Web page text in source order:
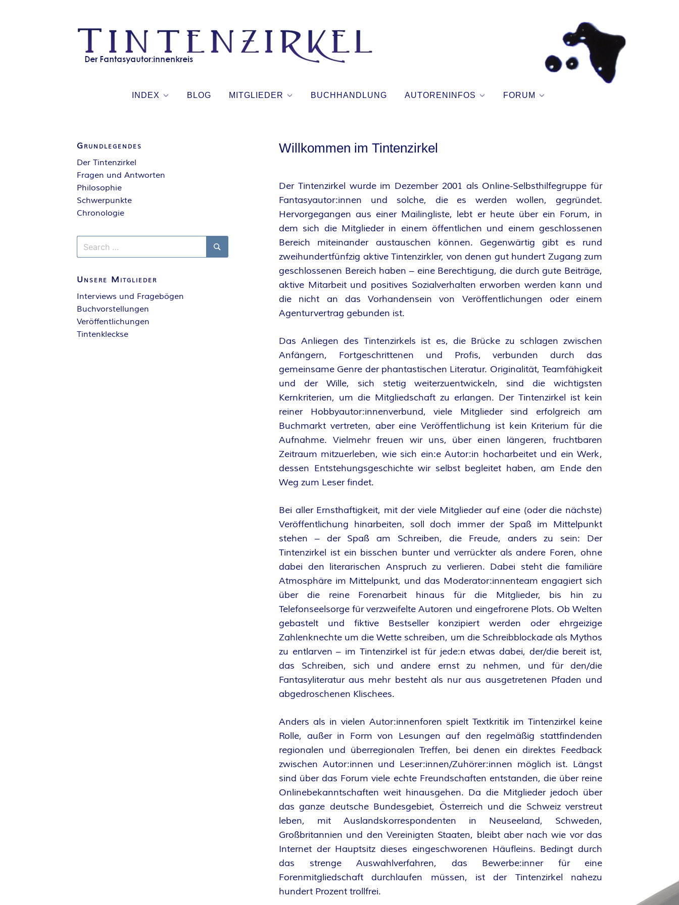
N
E
N
Z
I
R
K
E
L
–
D
E
R
F
A
T
A
S
Y
A
U
T
O
R
:
I
N
N
E
N
K
INDEX BLOG MITGLIEDER BUCHHANDLUNG AUTORENINFOS FORUM
Willkommen im Tintenzirkel
Der Tintenzirkel wurde im Dezember 2001 als Online-Selbsthilfegruppe für
Fantasyautor:innen und solche, die es werden wollen, gegründet.
Hervorgegangen aus einer Mailingliste, lebt er heute über ein Forum, in
dem sich die Mitglieder in einem öffentlichen und einem geschlossenen
Bereich miteinander austauschen können. Gegenwärtig gibt es rund
zweihundertfünfzig aktive Tintenzirkler, von denen gut hundert Zugang zum
geschlossenen Bereich haben – eine Berechtigung, die durch gute Beiträge,
aktive Mitarbeit und positives Sozialverhalten erworben werden kann und
die nicht an das Vorhandensein von Veröffentlichungen oder einem
Agenturvertrag gebunden ist.
Das Anliegen des Tintenzirkels ist es, die Brücke zu schlagen zwischen
Anfängern, Fortgeschrittenen und Profis, verbunden durch das
gemeinsame Genre der phantastischen Literatur. Originalität, Teamfähigkeit
und der Wille, sich stetig weiterzuentwickeln, sind die wichtigsten
Kernkriterien, um die Mitgliedschaft zu erlangen. Der Tintenzirkel ist kein
reiner Hobbyautor:innenverbund, viele Mitglieder sind erfolgreich am
Buchmarkt vertreten, aber eine Veröffentlichung ist kein Kriterium für die
Aufnahme. Vielmehr freuen wir uns, über einen längeren, fruchtbaren
Zeitraum mitzuerleben, wie sich ein:e Autor:in hocharbeitet und ein Werk,
dessen Entstehungsgeschichte wir selbst begleitet haben, am Ende den
Weg zum Leser findet.
Bei aller Ernsthaftigkeit, mit der viele Mitglieder auf eine (oder die nächste)
Veröffentlichung hinarbeiten, soll doch immer der Spaß im Mittelpunkt
stehen – der Spaß am Schreiben, die Freude, anders zu sein: Der
Tintenzirkel ist ein bisschen bunter und verrückter als andere Foren, ohne
dabei den literarischen Anspruch zu verlieren. Dabei steht die familiäre
Atmosphäre im Mittelpunkt, und das Moderator:innenteam engagiert sich
über die reine Forenarbeit hinaus für die Mitglieder, bis hin zu
Telefonseelsorge für verzweifelte Autoren und eingefrorene Plots. Ob Welten
gebastelt und fiktive Bestseller konzipiert werden oder ehrgeizige
Zahlenknechte um die Wette schreiben, um die Schreibblockade als Mythos
zu entlarven – im Tintenzirkel ist für jede:n etwas dabei, der/die bereit ist,
das Schreiben, sich und andere ernst zu nehmen, und für den/die
Fantasyliteratur aus mehr besteht als nur aus ausgetretenen Pfaden und
abgedroschenen Klischees.
Anders als in vielen Autor:innenforen spielt Textkritik im Tintenzirkel keine
Rolle, außer in Form von Lesungen auf den regelmäßig stattfindenden
regionalen und überregionalen Treffen, bei denen ein direktes Feedback
zwischen Autor:innen und Leser:innen/Zuhörer:innen möglich ist. Längst
sind über das Forum viele echte Freundschaften entstanden, die über reine
Onlinebekanntschaften weit hinausgehen. Da die Mitglieder jedoch über
das ganze deutsche Bundesgebiet, Österreich und die Schweiz verstreut
leben, mit Auslandskorrespondenten in Neuseeland, Schweden,
Großbritannien und den Vereinigten Staaten, bleibt aber nach wie vor das
Internet der Hauptsitz dieses eingeschworenen Häufleins. Bedingt durch
das strenge Auswahlverfahren, das Bewerbe:inner für eine
Forenmitgliedschaft durchlaufen müssen, ist der Tintenzirkel nahezu
hundert Prozent trollfrei.
Grundlegendes
Der Tintenzirkel
Fragen und Antworten
Philosophie
Schwerpunkte
Chronologie
Search
for:
Search
Unsere Mitglieder
Interviews und Fragebögen
Buchvorstellungen
Veröffentlichungen
Tintenkleckse